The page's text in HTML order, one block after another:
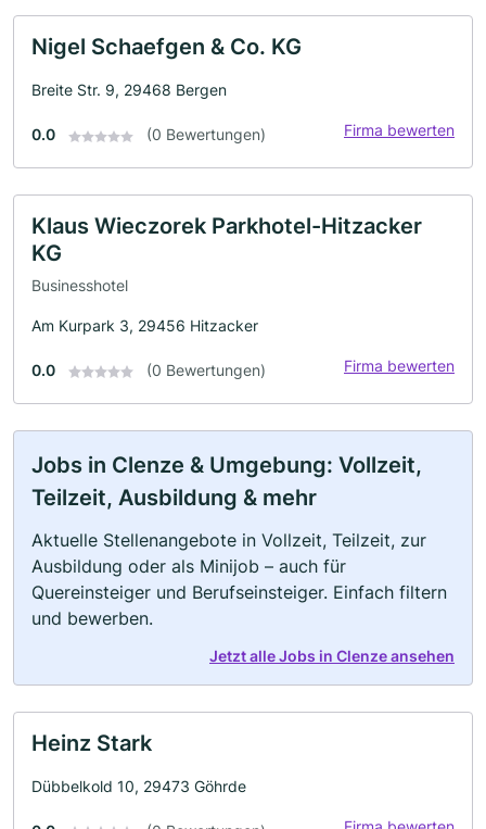
Nigel Schaefgen & Co. KG
Breite Str. 9, 29468 Bergen
0.0 (0 Bewertungen) Firma bewerten
Klaus Wieczorek Parkhotel-Hitzacker
KG
Businesshotel
Am Kurpark 3, 29456 Hitzacker
0.0 (0 Bewertungen) Firma bewerten
Jobs in Clenze & Umgebung: Vollzeit,
Teilzeit, Ausbildung & mehr
Aktuelle Stellenangebote in Vollzeit, Teilzeit, zur
Ausbildung oder als Minijob – auch für
Quereinsteiger und Berufseinsteiger. Einfach filtern
und bewerben.
Jetzt alle Jobs in Clenze ansehen
Heinz Stark
Dübbelkold 10, 29473 Göhrde